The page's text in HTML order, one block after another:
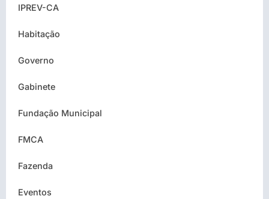
IPREV-CA
Habitação
Governo
Gabinete
Fundação Municipal
FMCA
Fazenda
Eventos